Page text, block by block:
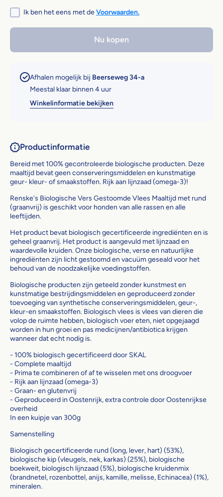
Ik ben het eens met deVoorwaarden.
Nu kopen
Afhalen mogelijk bij Beerseweg 34-a
Meestal klaar binnen 4 uur
Winkelinformatie bekijken
Productinformatie
Bereid met 100% gecontroleerde biologische producten. Deze
maaltijd bevat geen conserveringsmiddelen en kunstmatige
geur- kleur- of smaakstoffen. Rijk aan lijnzaad (omega-3)!
Renske's Biologische Vers Gestoomde Vlees Maaltijd met rund
(graanvrij) is geschikt voor honden van alle rassen en alle
leeftijden.
Het product bevat biologisch gecertificeerde ingrediënten en is
geheel graanvrij. Het product is aangevuld met lijnzaad en
waardevolle kruiden. Onze biologische, verse en natuurlijke
ingrediënten zijn licht gestoomd en vacuüm geseald voor het
behoud van de noodzakelijke voedingstoffen.
Biologische producten zijn geteeld zonder kunstmest en
kunstmatige bestrijdingsmiddelen en geproduceerd zonder
toevoeging van synthetische conserveringsmiddelen, geur-,
kleur-en smaakstoffen. Biologisch vlees is vlees van dieren die
volop de ruimte hebben, biologisch voer eten, niet opgejaagd
worden in hun groei en pas medicijnen/antibiotica krijgen
wanneer dat echt nodig is.
- 100% biologisch gecertificeerd door SKAL
- Complete maaltijd
- Prima te combineren of af te wisselen met ons droogvoer
- Rijk aan lijnzaad (omega-3)
- Graan- en glutenvrij
- Geproduceerd in Oostenrijk, extra controle door Oostenrijkse
overheid
In een kuipje van 300g
Samenstelling
Biologisch gecertificeerde rund (long, lever, hart) (53%),
biologische kip (vleugels, nek, karkas) (25%), biologische
boekweit, biologisch lijnzaad (5%), biologische kruidenmix
(brandnetel, rozenbottel, anijs, kamille, melisse, Echinacea) (1%),
mineralen.